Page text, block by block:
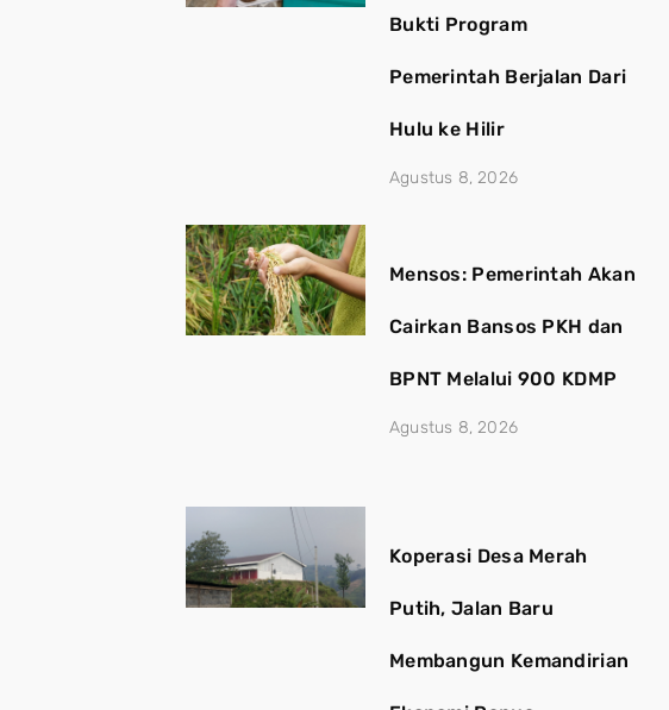
Bukti Program
Pemerintah Berjalan Dari
Hulu ke Hilir
Agustus 8, 2026
Mensos: Pemerintah Akan
Cairkan Bansos PKH dan
BPNT Melalui 900 KDMP
Agustus 8, 2026
Koperasi Desa Merah
Putih, Jalan Baru
Membangun Kemandirian